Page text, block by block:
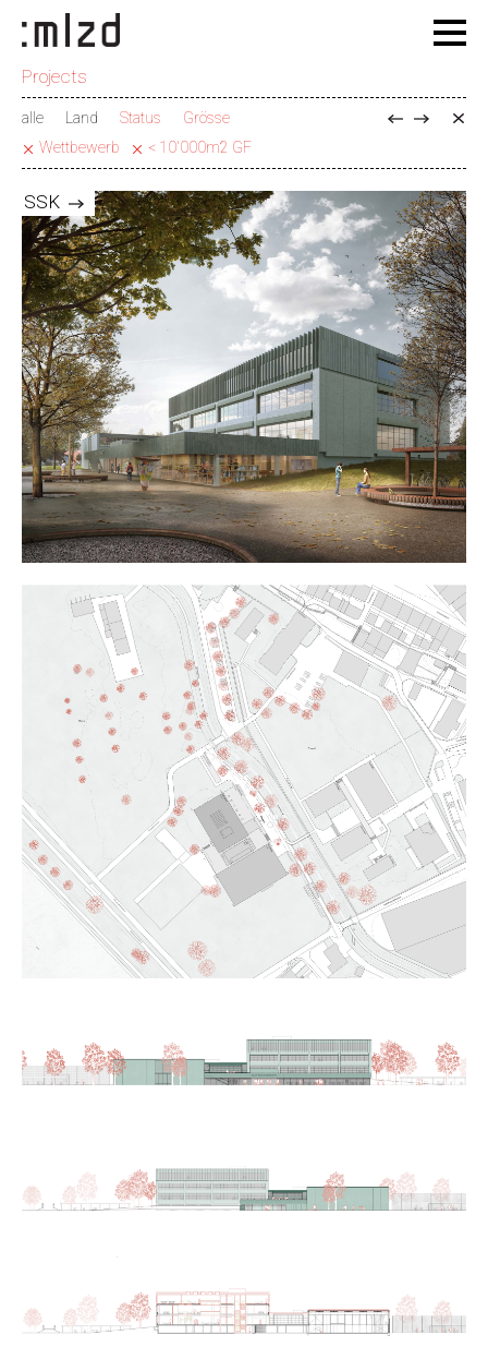
Projects
alle Land Status
Grösse
Wettbewerb
< 10'000m2 GF
SSK